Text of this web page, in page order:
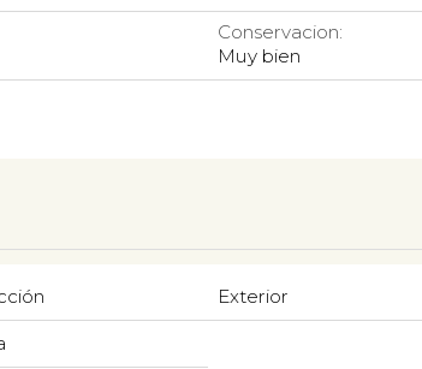
Conservacion:
Muy bien
Exterior